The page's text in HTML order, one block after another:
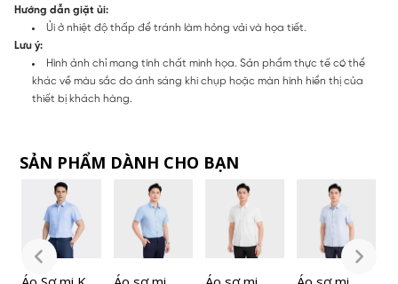
Hướng dẫn giặt ủi:
Ủi ở nhiệt độ thấp để tránh làm hỏng vải và họa tiết.
Lưu ý:
Hình ảnh chỉ mang tính chất minh họa. Sản phẩm thực tế có thể
khác về màu sắc do ánh sáng khi chụp hoặc màn hình hiển thị của
thiết bị khách hàng.
SẢN PHẨM DÀNH CHO BẠN